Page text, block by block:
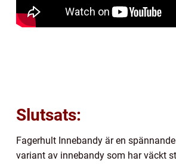
Slutsats:
Fagerhult Innebandy är en
variant av innebandy som har väckt